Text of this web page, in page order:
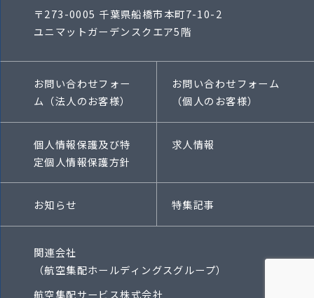
〒273-0005 千葉県船橋市本町7-10-2
ユニマットガーデンスクエア5階
お問い合わせフォー
ム（法人のお客様）
お問い合わせフォーム
（個人のお客様）
個人情報保護及び特
定個人情報保護方針
求人情報
お知らせ 特集記事
関連会社
（航空集配ホールディングスグループ）
航空集配サービス株式会社